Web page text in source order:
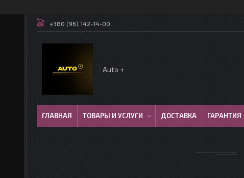
+380 (96) 142-14-00
Auto +
ГЛАВНАЯ ТОВАРЫ И УСЛУГИ ДОСТАВКА ГАРАНТИЯ